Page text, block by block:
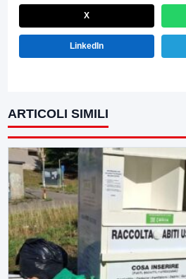
X
LinkedIn
ARTICOLI SIMILI